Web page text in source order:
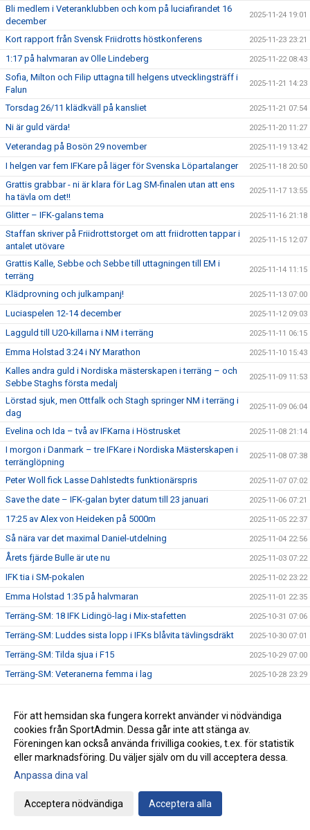
Bli medlem i Veteranklubben och kom på luciafirandet 16
december
2025-11-24 19:01
Kort rapport från Svensk Friidrotts höstkonferens 2025-11-23 23:21
1:17 på halvmaran av Olle Lindeberg 2025-11-22 08:43
Sofia, Milton och Filip uttagna till helgens utvecklingsträff i
Falun
2025-11-21 14:23
Torsdag 26/11 klädkväll på kansliet 2025-11-21 07:54
Ni är guld värda! 2025-11-20 11:27
Veterandag på Bosön 29 november 2025-11-19 13:42
I helgen var fem IFKare på läger för Svenska Löpartalanger 2025-11-18 20:50
Grattis grabbar - ni är klara för Lag SM-finalen utan att ens
ha tävla om det!!
2025-11-17 13:55
Glitter – IFK-galans tema 2025-11-16 21:18
Staffan skriver på Friidrottstorget om att friidrotten tappar i
antalet utövare
2025-11-15 12:07
Grattis Kalle, Sebbe och Sebbe till uttagningen till EM i
terräng
2025-11-14 11:15
Klädprovning och julkampanj! 2025-11-13 07:00
Luciaspelen 12-14 december 2025-11-12 09:03
Lagguld till U20-killarna i NM i terräng 2025-11-11 06:15
Emma Holstad 3:24 i NY Marathon 2025-11-10 15:43
Kalles andra guld i Nordiska mästerskapen i terräng – och
Sebbe Staghs första medalj
2025-11-09 11:53
Lörstad sjuk, men Ottfalk och Stagh springer NM i terräng i
dag
2025-11-09 06:04
Evelina och Ida – två av IFKarna i Höstrusket 2025-11-08 21:14
I morgon i Danmark – tre IFKare i Nordiska Mästerskapen i
terränglöpning
2025-11-08 07:38
Peter Woll fick Lasse Dahlstedts funktionärspris 2025-11-07 07:02
Save the date – IFK-galan byter datum till 23 januari 2025-11-06 07:21
17:25 av Alex von Heideken på 5000m 2025-11-05 22:37
Så nära var det maximal Daniel-utdelning 2025-11-04 22:56
Årets fjärde Bulle är ute nu 2025-11-03 07:22
IFK tia i SM-pokalen 2025-11-02 23:22
Emma Holstad 1:35 på halvmaran 2025-11-01 22:35
Terräng-SM: 18 IFK Lidingö-lag i Mix-stafetten 2025-10-31 07:06
Terräng-SM: Luddes sista lopp i IFKs blåvita tävlingsdräkt 2025-10-30 07:01
Terräng-SM: Tilda sjua i F15 2025-10-29 07:00
Terräng-SM: Veteranerna femma i lag 2025-10-28 23:29
Ebba sprang terräng i Pittsburg 2025-10-26 13:49
Terräng-SM: Bronsmedalj till P19-laget 2025-10-26 09:07
Janne skriver om skolidrottsplatser 2025-10-25 22:07
Terräng-SM: Kassaskåpssäkert P19-guld till Kalle
Terräng-SM: Veteran-silver till Kenneth Gysing
För att hemsidan ska fungera korrekt använder vi nödvändiga
cookies från SportAdmin. Dessa går inte att stänga av.
Föreningen kan också använda frivilliga cookies, t.ex. för statistik
eller marknadsföring. Du väljer själv om du vill acceptera dessa.
Anpassa dina val
Acceptera nödvändiga Acceptera alla